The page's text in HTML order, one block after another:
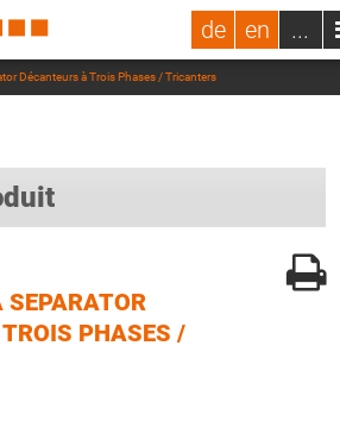
de en ...
Décanteurs à Trois Phases / Tricanters
SEPARATOR
PHASES /